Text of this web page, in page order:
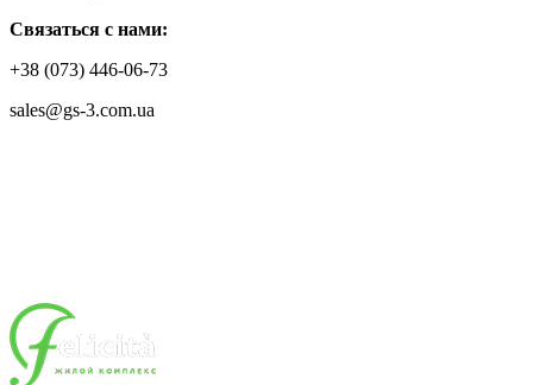
Связаться с нами:
+38 (073) 446-06-73
sales@gs-3.com.ua